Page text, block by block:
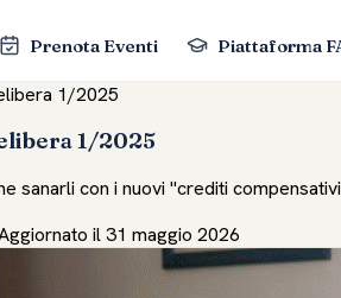
Prenota Eventi Piattaforma
1/2025
1/2025
sanarli con i nuovi "crediti
il 31 maggio 2026